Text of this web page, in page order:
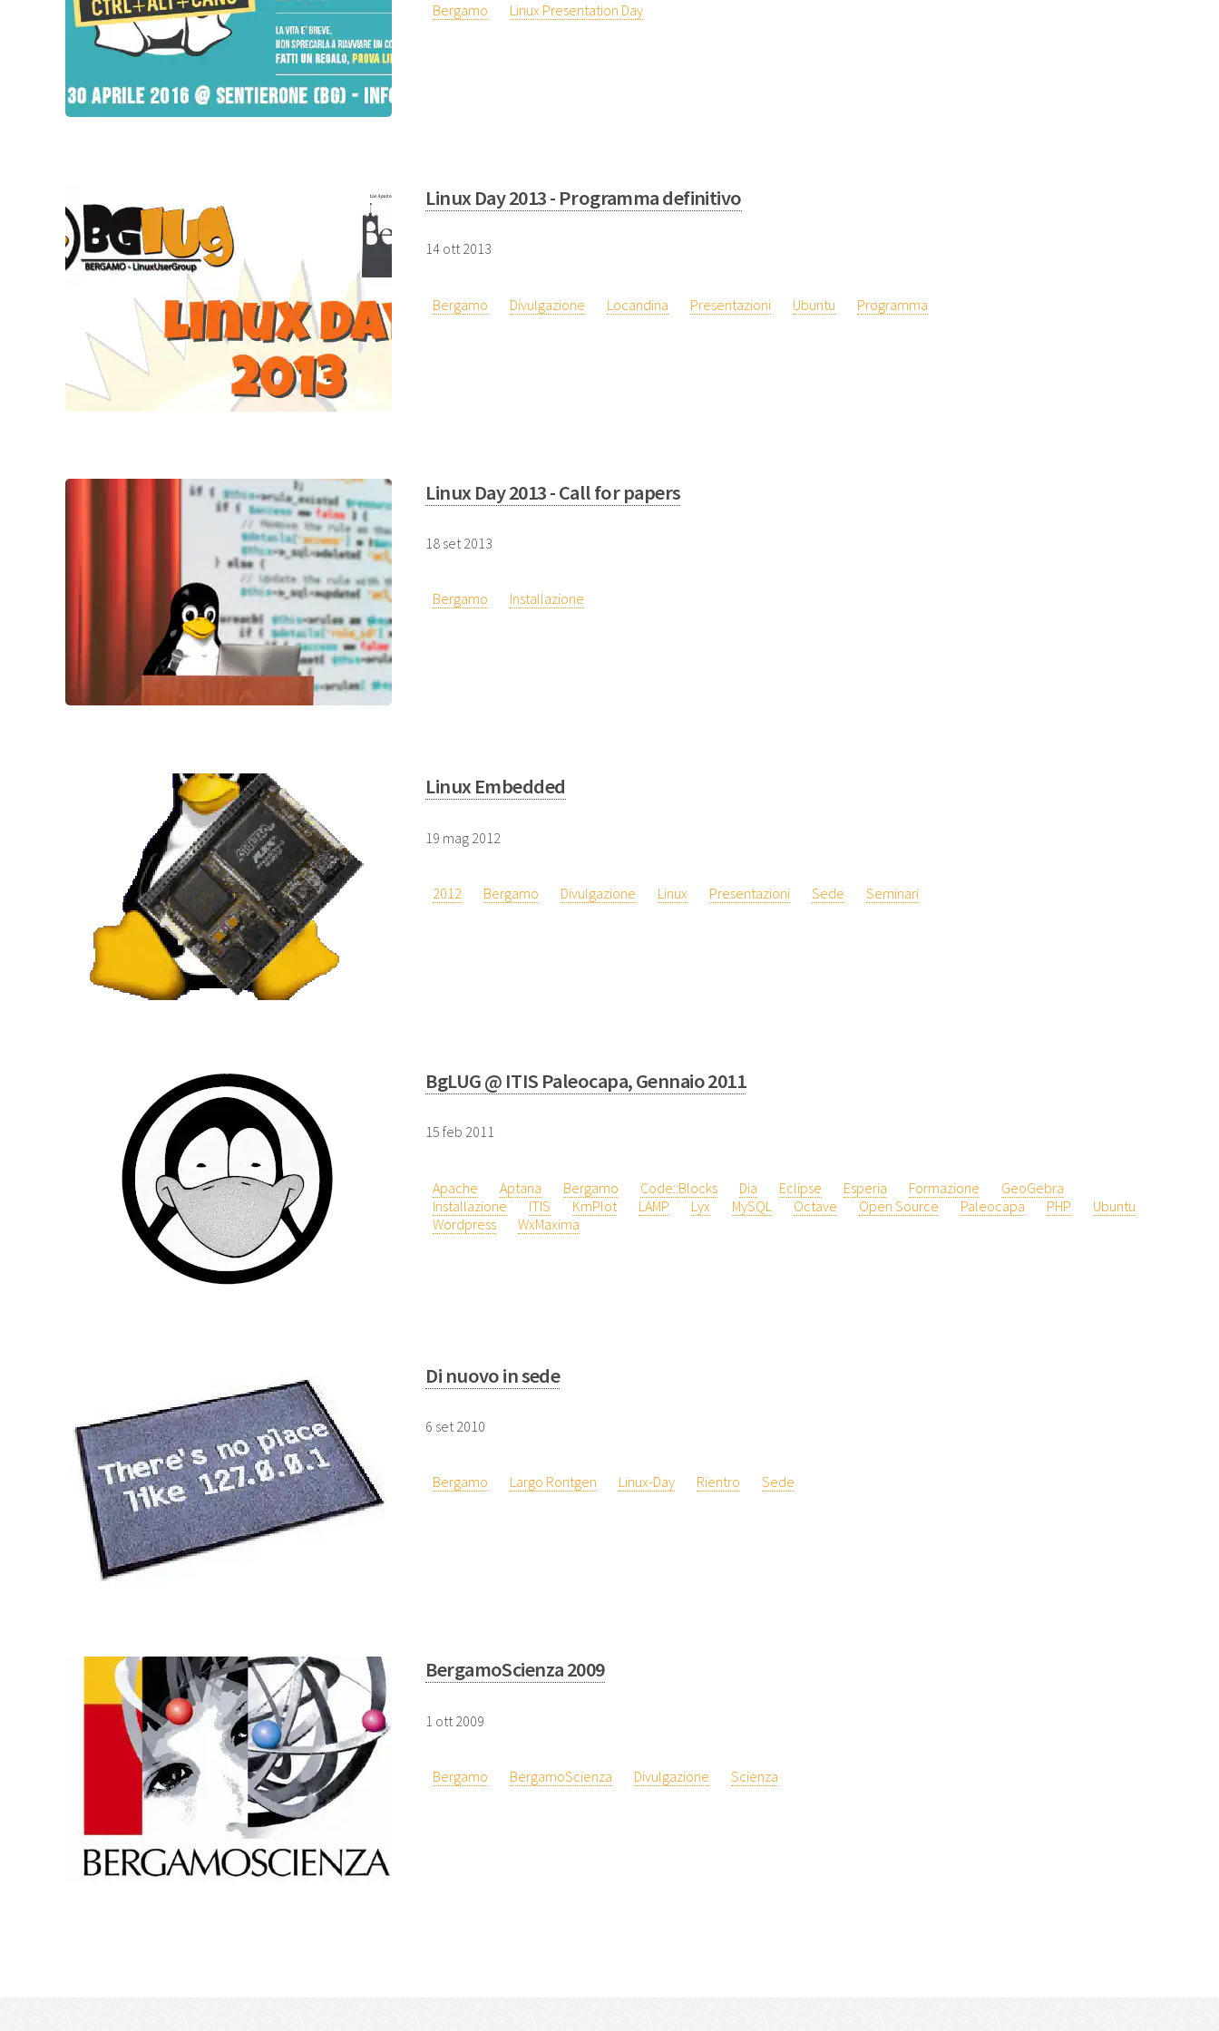
Bergamo Linux Presentation Day
Linux Day 2013 - Programma definitivo
14 ott 2013
Bergamo Divulgazione Locandina Presentazioni Ubuntu Programma
Linux Day 2013 - Call for papers
18 set 2013
Bergamo Installazione
Linux Embedded
19 mag 2012
2012 Bergamo Divulgazione Linux Presentazioni Sede Seminari
BgLUG @ ITIS Paleocapa, Gennaio 2011
15 feb 2011
Apache Aptana Bergamo Code::Blocks Dia Eclipse Esperia Formazione
GeoGebra
Installazione
ITIS KmPlot LAMP Lyx MySQL Octave Open Source Paleocapa PHP
Ubuntu
Wordpress
WxMaxima
Di nuovo in sede
6 set 2010
Bergamo Largo Rontgen Linux-Day Rientro Sede
BergamoScienza 2009
1 ott 2009
Bergamo BergamoScienza Divulgazione Scienza